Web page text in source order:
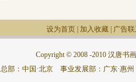
设为首页 加入收藏 广告
Copyright © 2008 -2010 汉唐书
总部：中国·北京 事业发展部：广东·惠